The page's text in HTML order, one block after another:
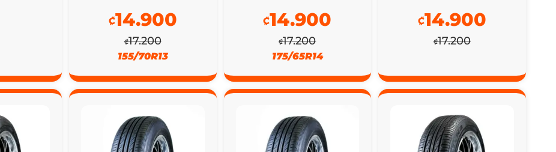
₡17.200
₡14.900
155/70R13
₡17.200
₡14.900
175/65R14
₡17.200
₡14.900